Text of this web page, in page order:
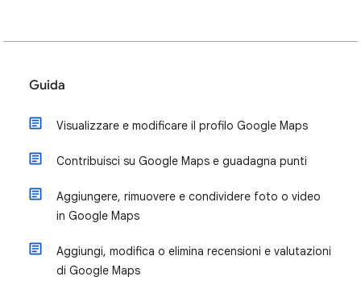
Guida
Visualizzare e modificare il profilo Google Maps
Contribuisci su Google Maps e guadagna punti
Aggiungere, rimuovere e condividere foto o video
in Google Maps
Aggiungi, modifica o elimina recensioni e valutazioni
di Google Maps